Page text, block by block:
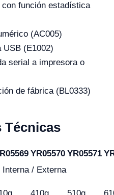
con función estadística
(AC005)
USB (E1002)
serial a impresora o
de fábrica (BL0333)
Técnicas
YR05570 YR05571
Interna / Externa